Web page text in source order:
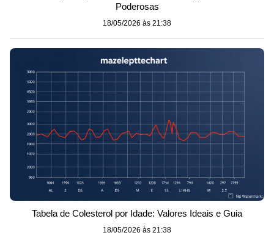
Poderosas
18/05/2026 às 21:38
Tabela de Colesterol por Idade: Valores Ideais e Guia
18/05/2026 às 21:38